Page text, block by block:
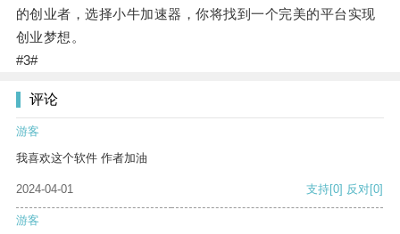
的创业者，选择小牛加速器，你将找到一个完美的平台实现
创业梦想。
#3#
评论
游客
我喜欢这个软件 作者加油
2024-04-01 支持[0] 反对[0]
游客